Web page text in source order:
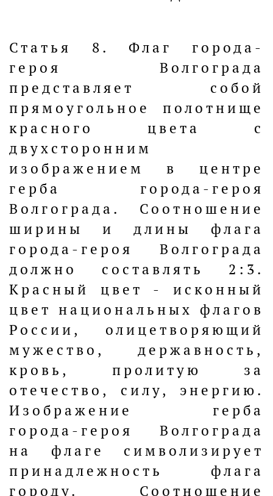
Статья 8. Флаг города-
героя Волгограда
представляет собой
прямоугольное полотнище
красного цвета с
двухсторонним
изображением в центре
герба города-героя
Волгограда. Соотношение
ширины и длины флага
города-героя Волгограда
должно составлять 2:3.
Красный цвет - исконный
цвет национальных флагов
России, олицетворяющий
мужество, державность,
кровь, пролитую за
отечество, силу, энергию.
Изображение герба
города-героя Волгограда
на флаге символизирует
принадлежность флага
городу. Соотношение